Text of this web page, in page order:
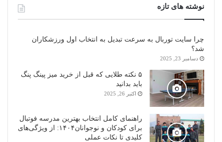
نوشته های تازه
چرا سایت توربال به ‌سرعت تبدیل به انتخاب اول ورزشکاران
شد؟
دسامبر 23, 2025
۵ نکته طلایی که قبل از خرید میز پینگ پنگ
باید بدانید
اکتبر 26, 2025
راهنمای کامل انتخاب بهترین مدرسه فوتبال
برای کودکان و نوجوانان۱۴۰۴: از ویژگی‌های
کلیدی تا نکات عملی